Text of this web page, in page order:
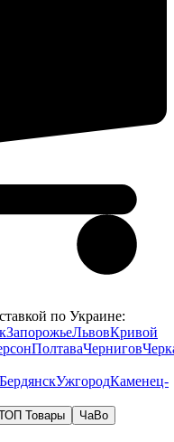
по Украине:
ЗапорожьеЛьвовКривой
ПолтаваЧернигов
БердянскУжгородКаменец-
Товары
ЧаВо